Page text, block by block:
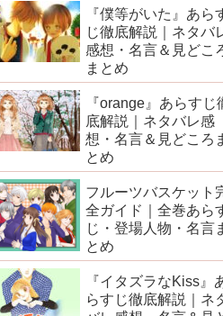
『僕等がいた』あら
じ徹底解説｜ネタバ
感想・名言＆見どこ
まとめ
『orange』あらすじ
底解説｜ネタバレ感
想・名言＆見どころ
とめ
フルーツバスケット
全ガイド｜全巻あら
じ・登場人物・名言
とめ
『イタズラなKiss』
らすじ徹底解説｜ネ